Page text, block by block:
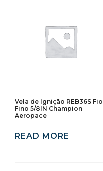
Vela de Ignição REB36S Fio
Fino 5/8IN Champion
Aeropace
READ MORE